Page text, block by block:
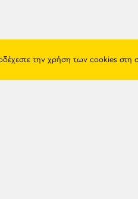
την χρήση των cookies